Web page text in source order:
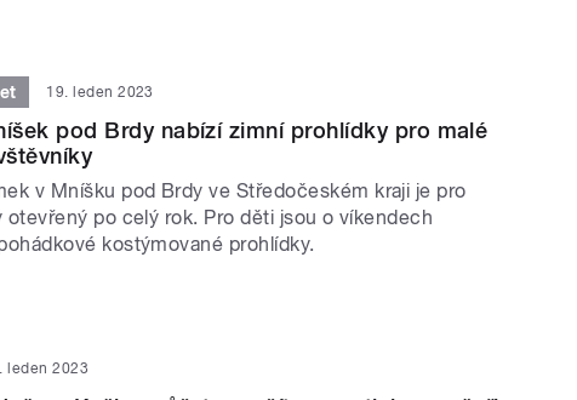
19. leden 2023
pod Brdy nabízí zimní prohlídky pro malé
v Mníšku pod Brdy ve Středočeském kraji je pro
otevřený po celý rok. Pro děti jsou o víkendech
kostýmované prohlídky.
leden 2023